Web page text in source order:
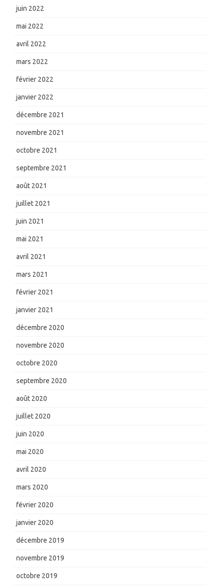
juin 2022
mai 2022
avril 2022
mars 2022
février 2022
janvier 2022
décembre 2021
novembre 2021
octobre 2021
septembre 2021
août 2021
juillet 2021
juin 2021
mai 2021
avril 2021
mars 2021
février 2021
janvier 2021
décembre 2020
novembre 2020
octobre 2020
septembre 2020
août 2020
juillet 2020
juin 2020
mai 2020
avril 2020
mars 2020
février 2020
janvier 2020
décembre 2019
novembre 2019
octobre 2019